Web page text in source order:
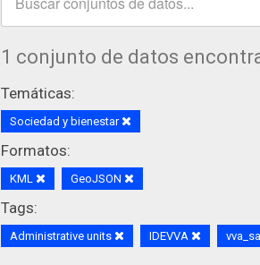
1 conjunto de datos
Temáticas:
Sociedad y bienestar
Formatos:
KML GeoJSON
Tags:
Administrative units IDEVVA